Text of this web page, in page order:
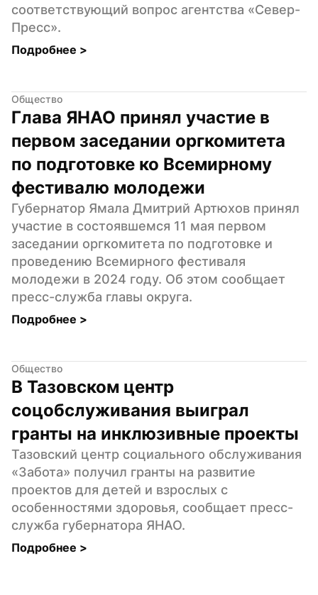
соответствующий вопрос агентства «Север-
Пресс».
Подробнее >
Общество
Глава ЯНАО принял участие в
первом заседании оргкомитета
по подготовке ко Всемирному
фестивалю молодежи
Губернатор Ямала Дмитрий Артюхов принял
участие в состоявшемся 11 мая первом
заседании оргкомитета по подготовке и
проведению Всемирного фестиваля
молодежи в 2024 году. Об этом сообщает
пресс-служба главы округа.
Подробнее >
Общество
В Тазовском центр
соцобслуживания выиграл
гранты на инклюзивные проекты
Тазовский центр социального обслуживания
«Забота» получил гранты на развитие
проектов для детей и взрослых с
особенностями здоровья, сообщает пресс-
служба губернатора ЯНАО.
Подробнее >